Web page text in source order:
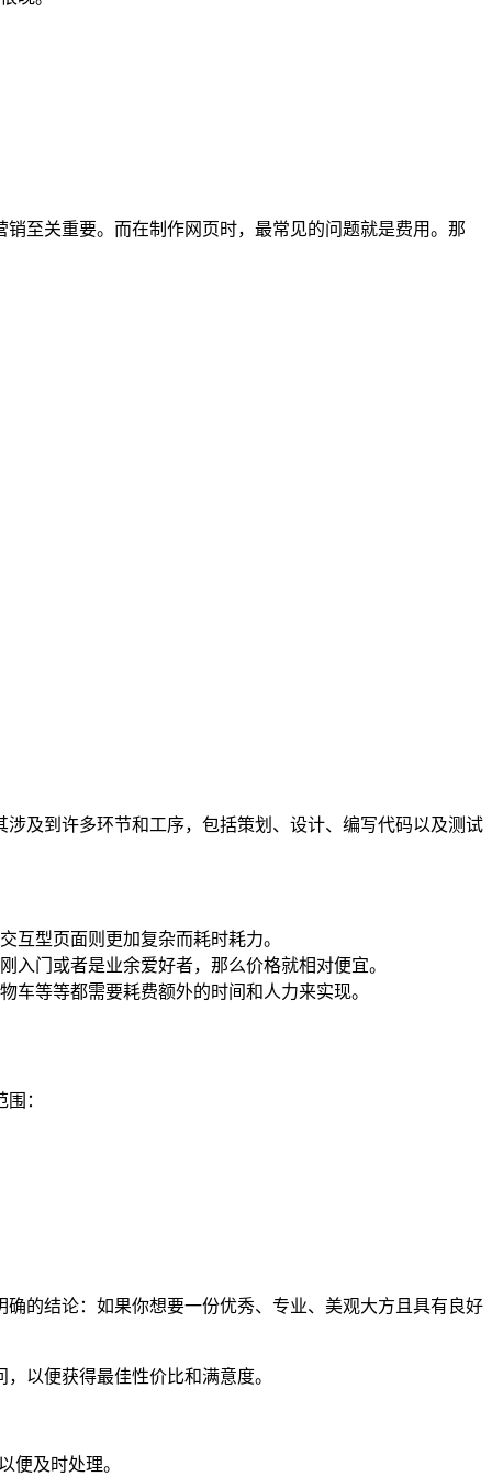
至关重要。而在制作网页时，最常见的问题就是费用。那
及到许多环节和工序，包括策划、设计、编写代码以及测试
互型页面则更加复杂而耗时耗力。
门或者是业余爱好者，那么价格就相对便宜。
等等都需要耗费额外的时间和人力来实现。
：
的结论：如果你想要一份优秀、专业、美观大方且具有良好
以便获得最佳性价比和满意度。
便及时处理。